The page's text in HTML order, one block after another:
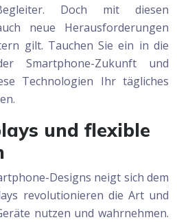
Doch mit diesen
neue Herausforderungen
gilt. Tauchen Sie ein in die
Smartphone-Zukunft und
Technologien Ihr tägliches
und flexible
Designs neigt sich dem
revolutionieren die Art und
nutzen und wahrnehmen.